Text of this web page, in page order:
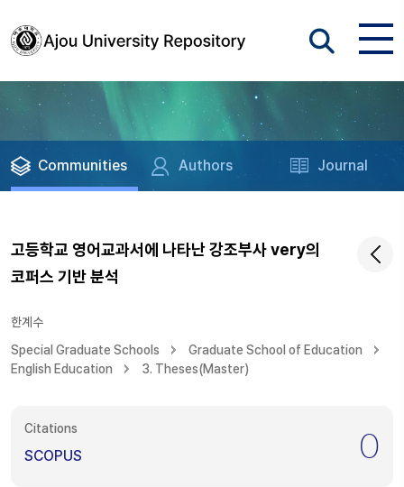
Communities Authors Journal
고등학교 영어교과서에 나타난 강조부사 very의
코퍼스 기반 분석
한계수
Special Graduate Schools
Graduate School of Education
English Education
3. Theses(Master)
Citations
SCOPUS 0